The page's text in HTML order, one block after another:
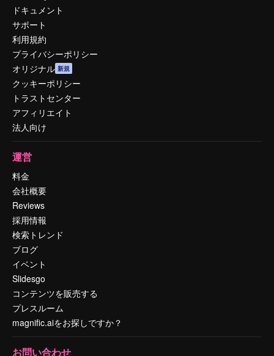
ドキュメント
サポート
利用規約
プライバシーポリシー
オリジナル 新規
クッキーポリシー
トラストセンター
アフィリエイト
法人向け
運営
料金
会社概要
Reviews
採用情報
検索トレンド
ブログ
イベント
Slidesgo
コンテンツを販売する
プレスルーム
magnific.aiをお探しですか？
お問い合わせ